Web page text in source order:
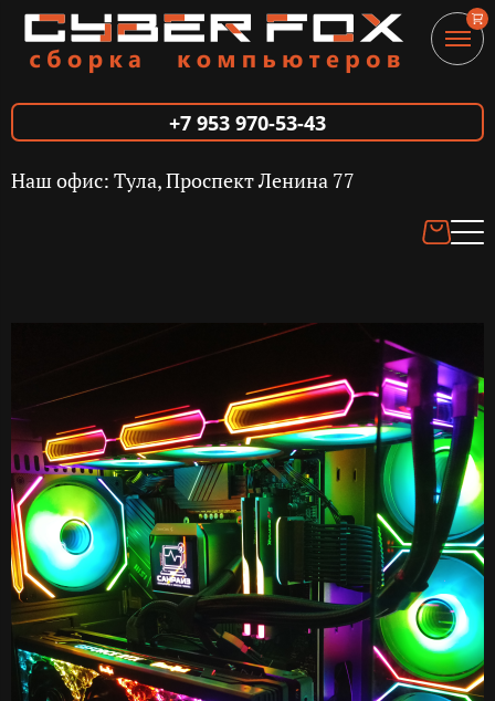
+7 953 970-53-43
Наш офис: Тула, Проспект Ленина 77